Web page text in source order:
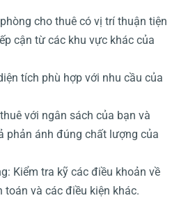
cho thuê có vị trí thuận tiện
cận từ các khu vực khác của
tích phù hợp với nhu cầu của
với ngân sách của bạn và
phản ánh đúng chất lượng của
Kiểm tra kỹ các điều khoản về
toán và các điều kiện khác.